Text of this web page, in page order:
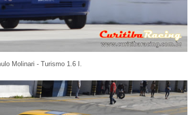
Molinari - Turismo 1.6 I.